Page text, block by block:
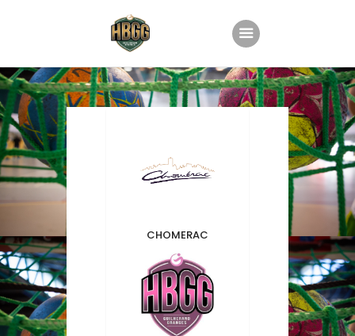
Accueil
PartenairesCHOMERAC